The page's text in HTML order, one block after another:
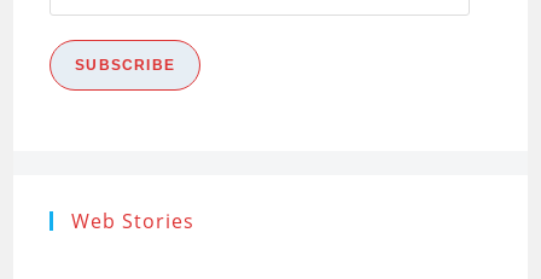
enter
valid
Email
SUBSCRIBE
Web Stories
Research
Ethics (शोध